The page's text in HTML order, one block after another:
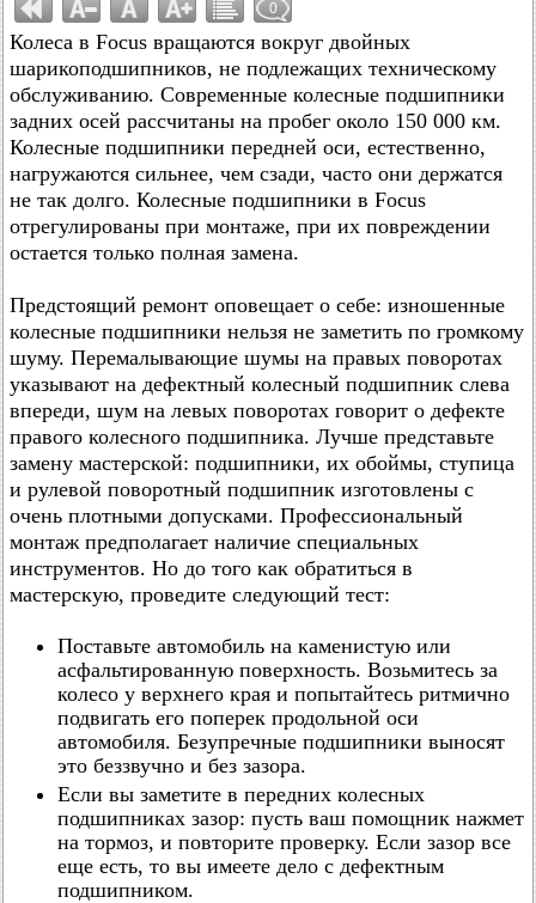
0
Колеса в Focus вращаются вокруг двойных
шарикоподшипников, не подлежащих техническому
обслуживанию. Современные колесные подшипники
задних осей рассчитаны на пробег около 150 000 км.
Колесные подшипники передней оси, естественно,
нагружаются сильнее, чем сзади, часто они держатся
не так долго. Колесные подшипники в Focus
отрегулированы при монтаже, при их повреждении
остается только полная замена.
Предстоящий ремонт оповещает о себе: изношенные
колесные подшипники нельзя не заметить по громкому
шуму. Перемалывающие шумы на правых поворотах
указывают на дефектный колесный подшипник слева
впереди, шум на левых поворотах говорит о дефекте
правого колесного подшипника. Лучше представьте
замену мастерской: подшипники, их обоймы, ступица
и рулевой поворотный подшипник изготовлены с
очень плотными допусками. Профессиональный
монтаж предполагает наличие специальных
инструментов. Но до того как обратиться в
мастерскую, проведите следующий тест:
Поставьте автомобиль на каменистую или
асфальтированную поверхность. Возьмитесь за
колесо у верхнего края и попытайтесь ритмично
подвигать его поперек продольной оси
автомобиля. Безупречные подшипники выносят
это беззвучно и без зазора.
Если вы заметите в передних колесных
подшипниках зазор: пусть ваш помощник нажмет
на тормоз, и повторите проверку. Если зазор все
еще есть, то вы имеете дело с дефектным
подшипником.